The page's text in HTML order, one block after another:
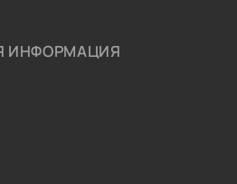
ИНФОРМАЦИЯ